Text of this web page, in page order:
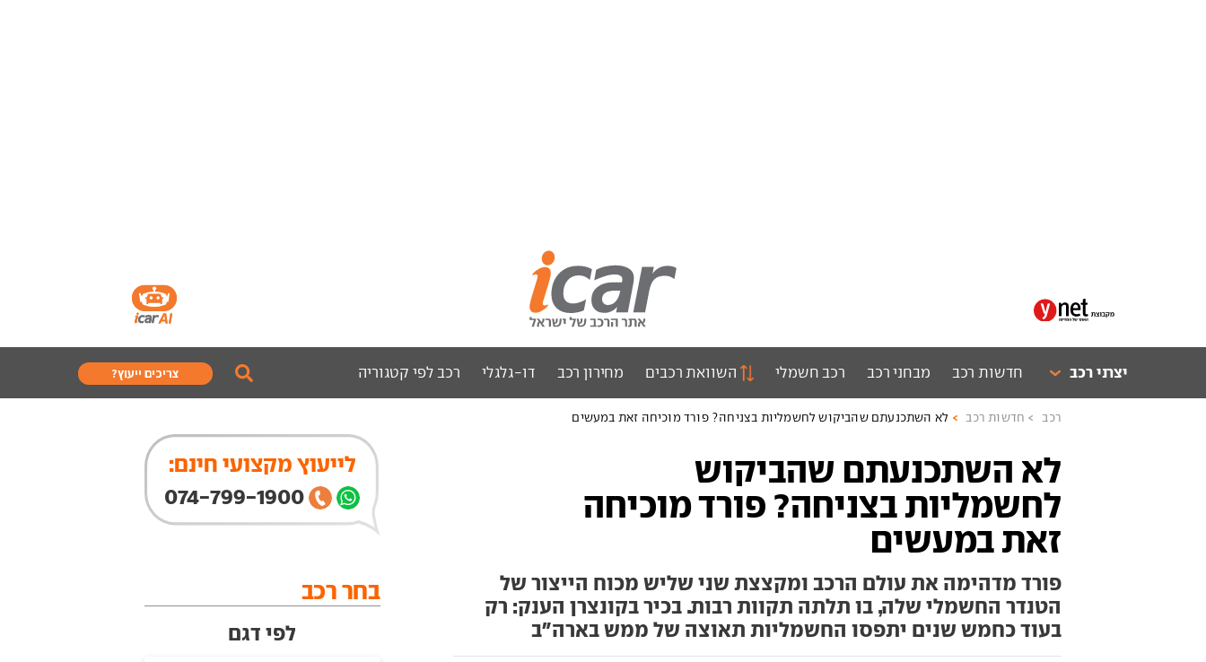
יצרני רכב חדשות רכב מבחני רכב רכב חשמלי השוואת רכבים מחירון רכב דו-גלגלי רכב לפי קטגוריה צריכים ייעוץ?
רכב חדשות רכב לא השתכנעתם שהביקוש לחשמליות בצניחה? פורד מוכיחה זאת במעשים
לא השתכנעתם שהביקוש
לחשמליות בצניחה? פורד מוכיחה
זאת במעשים
פורד מדהימה את עולם הרכב ומקצצת שני שליש מכוח הייצור של
הטנדר החשמלי שלה, בו תלתה תקוות רבות. בכיר בקונצרן הענק: רק
בעוד כחמש שנים יתפסו החשמליות תאוצה של ממש בארה"ב
לייעוץ מקצועי חינם:
074-799-1900
בחר רכב
לפי דגם